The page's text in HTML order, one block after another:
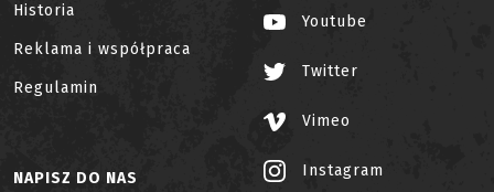
Historia
Reklama i współpraca
Regulamin
Youtube
Twitter
Vimeo
Instagram
NAPISZ DO NAS